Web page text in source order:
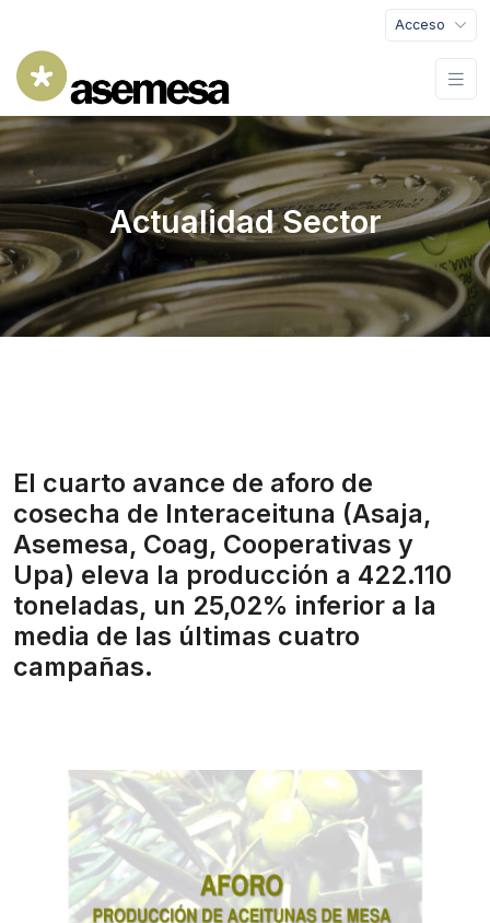
Acceso
Actualidad Sector
El cuarto avance de aforo de
cosecha de Interaceituna (Asaja,
Asemesa, Coag, Cooperativas y
Upa) eleva la producción a 422.110
toneladas, un 25,02% inferior a la
media de las últimas cuatro
campañas.